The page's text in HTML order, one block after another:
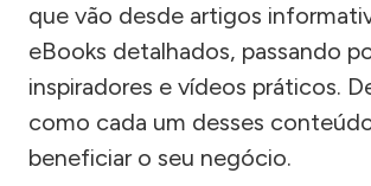
que vão desde artigos
eBooks detalhados, passando
inspiradores e vídeos práticos.
como cada um desses
beneficiar o seu negócio.